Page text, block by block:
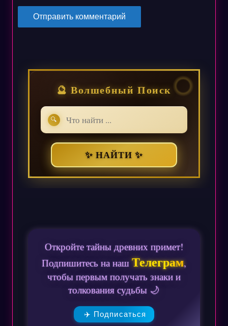
🔮 Волшебный Поиск
🔍
✨ НАЙТИ ✨
Откройте тайны древних примет!
Подпишитесь на нашТелеграм,
чтобы первым получать знаки и
толкования судьбы 🌙
✈️ Подписаться